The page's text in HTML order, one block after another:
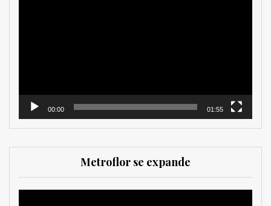
00:00 01:55
Metroflor se expande